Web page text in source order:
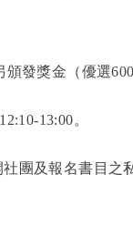
發獎金（優選
13:00。
團及報名書目之